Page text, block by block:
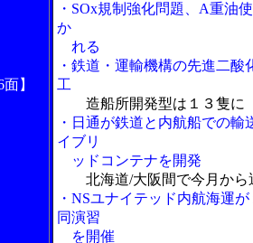
】
・SOx規制強化問題、A重油
か
れる
・鉄道・運輸機構の先進二
工
造船所開発型は１３隻に
・日通が鉄道と内航船での
イブリ
ッドコンテナを開発
北海道/大阪間で今月から
・NSユナイテッド内航海運
同演習
を開催